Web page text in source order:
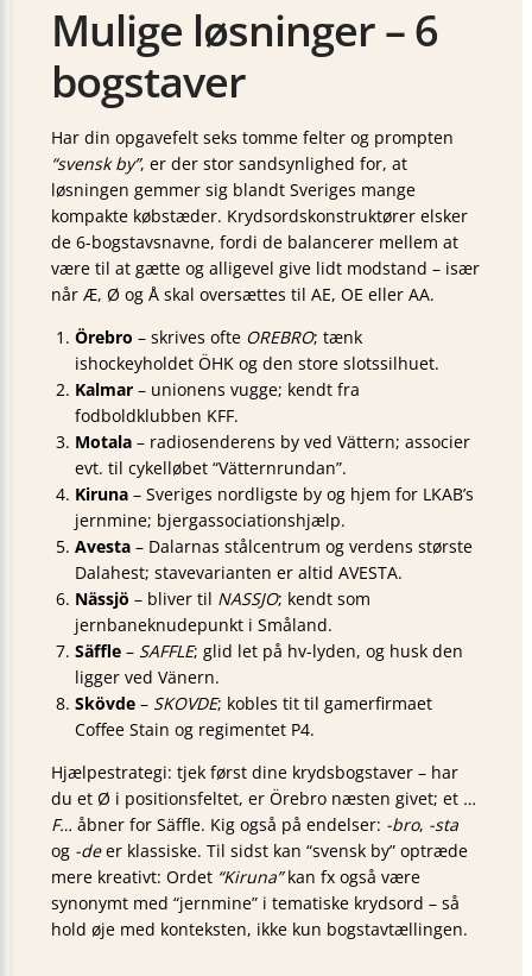
Mulige løsninger – 6
bogstaver
Har din opgavefelt seks tomme felter og prompten
“svensk by”, er der stor sandsynlighed for, at
løsningen gemmer sig blandt Sveriges mange
kompakte købstæder. Krydsords­konstruktører elsker
de 6-bogstavsnavne, fordi de balancerer mellem at
være til at gætte og alligevel give lidt modstand – især
når Æ, Ø og Å skal oversættes til AE, OE eller AA.
Örebro – skrives ofte OREBRO; tænk
ishockeyholdet ÖHK og den store slotssilhuet.
Kalmar – unionens vugge; kendt fra
fodboldklubben KFF.
Motala – radiosenderens by ved Vättern; associer
evt. til cykelløbet “Vätternrundan”.
Kiruna – Sveriges nordligste by og hjem for LKAB’s
jernmine; bjergassociations­hjælp.
Avesta – Dalarnas stålcentrum og verdens største
Dalahest; stavevarianten er altid AVESTA.
Nässjö – bliver til NASSJO; kendt som
jernbaneknudepunkt i Småland.
Säffle – SAFFLE; glid let på hv-lyden, og husk den
ligger ved Vänern.
Skövde – SKOVDE; kobles tit til gamerfirmaet
Coffee Stain og regimentet P4.
Hjælpe­strategi: tjek først dine krydsbogstaver – har
du et Ø i positionsfeltet, er Örebro næsten givet; et …
F… åbner for Säffle. Kig også på endelser: -bro, -sta
og -deer klassiske. Til sidst kan “svensk by” optræde
mere kreativt: Ordet “Kiruna”kan fx også være
synonymt med “jernmine” i tematiske krydsord – så
hold øje med konteksten, ikke kun bogstavtællingen.